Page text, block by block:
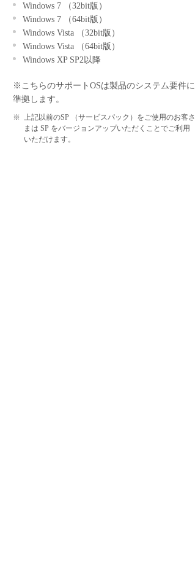
Windows 7 （32bit版）
Windows 7 （64bit版）
Windows Vista （32bit版）
Windows Vista （64bit版）
Windows XP SP2以降
※こちらのサポートOSは製品のシステム要件に
準拠します。
※ 上記以前のSP （サービスパック）をご使用のお客さ
まは SP をバージョンアップいただくことでご利用
いただけます。